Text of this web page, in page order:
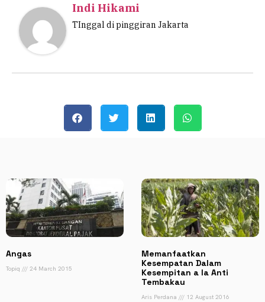
Indi Hikami
TInggal di pinggiran Jakarta
Angas
Topiq 24 March 2015
Memanfaatkan
Kesempatan Dalam
Kesempitan a la Anti
Tembakau
Aris Perdana 12 August 2016